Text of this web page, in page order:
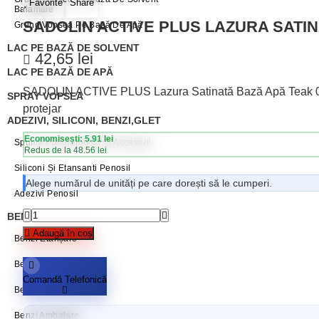
Balamale
Grund Vopsea Pe Bază De Apă
LAC PE BAZĂ DE SOLVENT
LAC PE BAZĂ DE APĂ
SPRAY VOPSEA
ADEZIVI, SILICONI, BENZI,GLET
Spumă Poliuretanică Și Accesorii
Siliconi Și Etansanti Penosil
Adezivi Penosil
BENZI ADEZIVE / AUTOADEZIVE
Benzi Etanșare
Benzi Mascare
Benzi Reparații
Benzi Ambalare
Favorite Share
SADOLIN ACTIVE PLUS LAZURA
42,65 lei
SADOLIN ACTIVE PLUS Lazura Satinată Bază Apă
protejar
Economisești: 5.91 lei
Redus de la 48.56 lei
Alege numărul de unități pe care dorești să le cumperi.
Adaugă în coș
Comandă Telefonică